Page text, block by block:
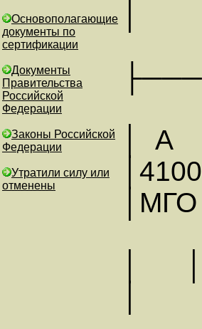
Основополагающие
документы по
сертификации
Документы
Правительства
Российской
Федерации
Законы Российской
Федерации
Утратили силу или
отменены
│ А
│ │